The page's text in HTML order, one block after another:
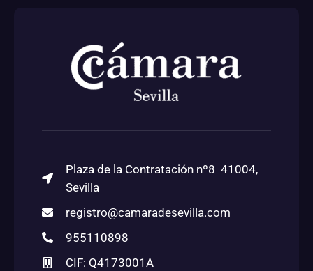
Plaza de la Contratación nº8 41004,
Sevilla
registro@camaradesevilla.com
955110898
CIF: Q4173001A